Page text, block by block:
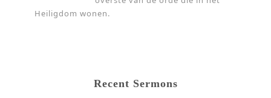
Heiligdom wonen.
Recent Sermons